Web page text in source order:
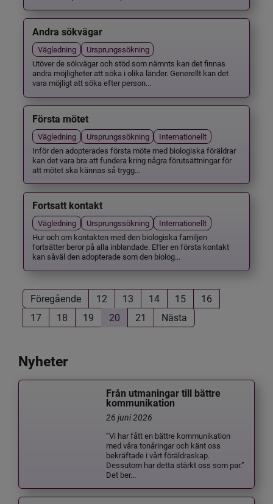
Andra sökvägar
Vägledning
Ursprungssökning
Utöver de sökvägar och stöd som nämnts kan det finnas
andra möjligheter att söka i olika länder. Generellt kan det
vara möjligt att söka efter person...
Första mötet
Vägledning Ursprungssökning
Internationellt
Inför den adopterades första möte med biologiska föräldrar
kan det vara bra att fundera kring några förutsättningar för
att mötet ska kännas så trygg...
Fortsatt kontakt
Vägledning Ursprungssökning
Internationellt
Hur och om kontakten med den biologiska familjen
fortsätter beror på alla inblandade. Efter en första kontakt
kan såväl den adopterade som den biolog...
Föregående 12 13 14 15
16
17
18 19 20 21 Nästa
Nyheter
Från utmaningar till bättre
kommunikation
26 juni 2026
”Vi har fått en bättre kommunikation
med våra tonåringar och känt oss
bekräftade i vårt föräldraskap.
Dessutom har detta stärkt oss som par.”
Det ber...